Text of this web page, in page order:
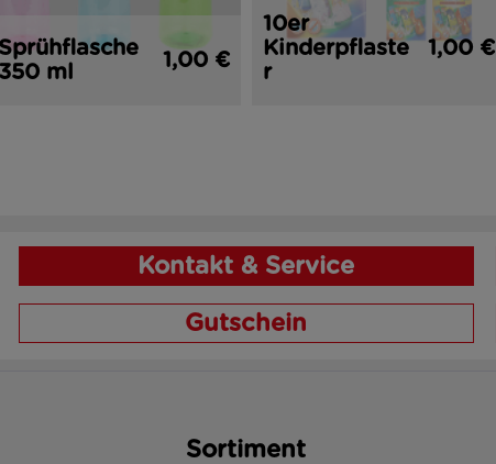
ml
1,00 €
10er
Kinderpflaste
r
1,00 €
Kontakt & Service
Gutschein
Sortiment